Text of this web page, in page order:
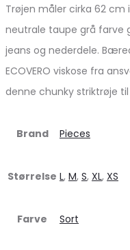
Trøjen måler cirka 62
neutrale taupe grå farve
jeans og nederdele.
ECOVERO viskose fra
denne chunky striktrøje
Brand Pieces
Størrelse L, M, S, XL, XS
Farve Sort